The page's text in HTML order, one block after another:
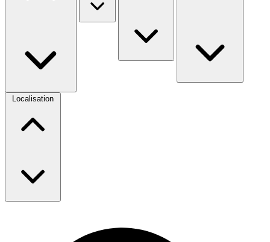
Localisation